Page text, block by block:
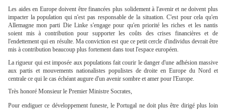
Les aides en Europe doivent être financées plus solidement à l'avenir et ne doivent plus
impacter la population qui n'est pas responsable de la situation. C'est pour cela qu'en
Allemagne mon parti Die Linke s'engage pour qu'en priorité les riches et les nantis
soient mis à contribution pour supporter les coûts des crises financières et de
l'endettement qui en résulte. Ma conviction est que ce petit cercle d'individus devrait être
mis à contribution beaucoup plus fortement dans tout l'espace européen.
La rigueur qui est imposée aux populations fait courir le danger d'une adhésion massive
aux partis et mouvements nationalistes populistes de droite en Europe du Nord et
centrale ce qui le cas échéant augure d'un avenir sombre et amer pour l'Europe.
Très honoré Monsieur le Premier Ministre Socrates,
Pour endiguer ce développement funeste, le Portugal ne doit plus être dirigé plus loin